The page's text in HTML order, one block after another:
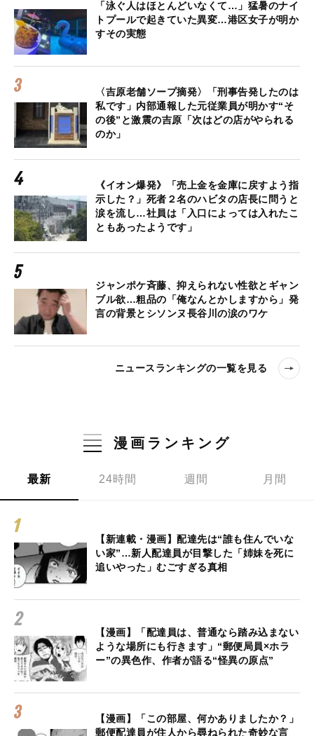
「泳ぐ人はほとんどいなくて…」猛暑のナイ
トプールで起きていた異変…港区女子が明か
すその実態
〈吉原老舗ソープ摘発〉「刑事告発したのは
私です」内部通報した元従業員が明かす“そ
の後”と激震の吉原「次はどの店がやられる
のか」
《イオン爆発》「売上金を金庫に戻すよう指
示した？」死者２名のハビタの店長に問うと
涙を流し…社員は「入口によっては入れたこ
ともあったようです」
ジャンポケ斉藤、抑えられない性欲とギャン
ブル欲…粗品の「俺なんとかしますから」発
言の背景とシソンヌ長谷川の涙のワケ
ニュースランキングの一覧を見る
漫画ランキング
最新 24時間 週間 月間
【新連載・漫画】配達先は“誰も住んでいな
い家”…新人配達員が目撃した「姉妹を死に
追いやった」むごすぎる真相
【漫画】「配達員は、普通なら踏み込まない
ような場所にも行きます」“郵便局員×ホラ
ー”の異色作、作者が語る“怪異の原点”
【漫画】「この部屋、何かありましたか？」
郵便配達員が住人から尋ねられた奇妙な言